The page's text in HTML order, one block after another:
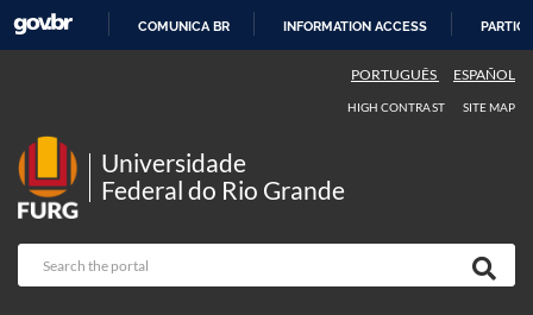
COMUNICA BR INFORMATION ACCESS
PORTUGUÊS ESPAÑOL
HIGH CONTRAST SITE MAP
Universidade
Federal do Rio Grande